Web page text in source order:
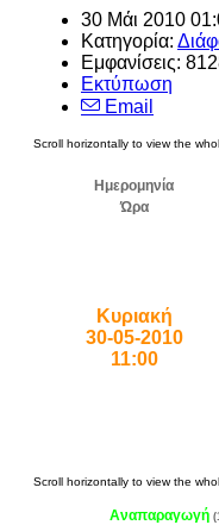
30 Μάι 2010
Κατηγορία:
Εμφανίσεις:
Εκτύπωση
Email
Ημερομηνία
Ώρα
Κυριακή
30-05-2010
11:00
Αναπαραγωγή